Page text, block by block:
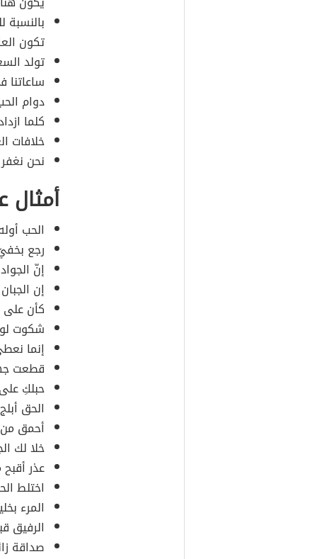
تكون
تولد
دوام
كلما
خلافات
نحن
الحب
رجع
إنّ
إن
كأن
شكوت
إنما
قطعت
حبلكِ
الحق
أحمق
خلا لك
عذر
اختلط
المرء
الرفيق
صداقة